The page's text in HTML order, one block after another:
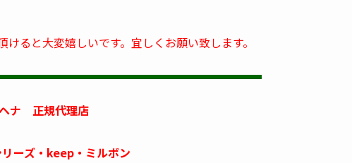
ると大変嬉しいです。宜しくお願い致します。
ナ 正規代理店
ーズ・keep・ミルボン